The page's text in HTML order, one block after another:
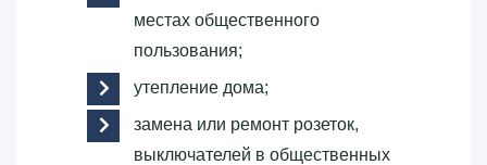
местах общественного
пользования;
утепление дома;
замена или ремонт розеток,
выключателей в общественных